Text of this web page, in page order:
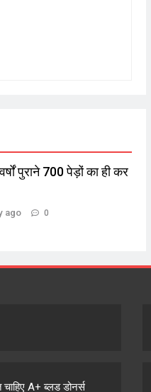
पुराने 700 पेड़ों का ही कर
ago 0
चाहिए A+ ब्लड डोनर्स